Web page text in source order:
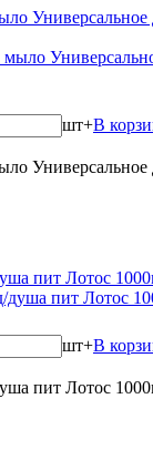
Универсальное
шт+В
Универсальное
пит Лотос
шт+В
пит Лотос